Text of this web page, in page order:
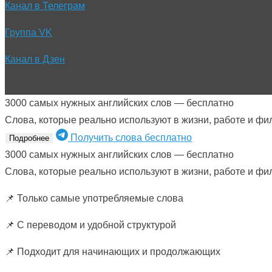
Канал в Телеграм
Группа VK
Канал в Дзен
3000 самых нужных английских слов — бесплатно
Слова, которые реально используют в жизни, работе и
Подробнее
Получить слова бесплатно
3000 самых нужных английских слов — бесплатно
Слова, которые реально используют в жизни, работе и
📌 Только самые употребляемые слова
📌 С переводом и удобной структурой
📌 Подходит для начинающих и продолжающих